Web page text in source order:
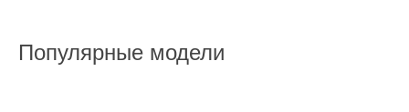
Популярные модели